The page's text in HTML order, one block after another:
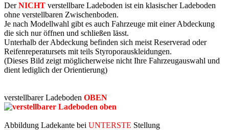
DerNICHT verstellbare Ladeboden ist ein klasischer Ladeboden
ohne verstellbaren Zwischenboden.
Je nach Modellwahl gibt es auch Fahrzeuge mit einer Abdeckung
die sich nur öffnen und schließen lässt.
Unterhalb der Abdeckung befinden sich meist Reserverad oder
Reifenreperatursets mit teils Styroporauskleidungen.
(Dieses Bild zeigt möglicherweise nicht Ihre Fahrzeugauswahl und
dient lediglich der Orientierung)
verstellbarer Ladeboden OBEN
Abbildung Ladekante bei UNTERSTE Stellung